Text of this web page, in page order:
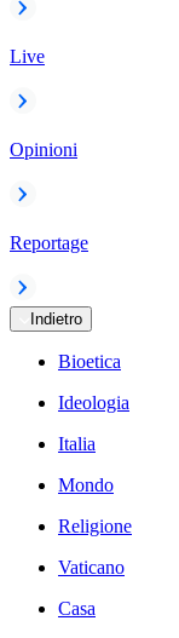
Live
Opinioni
Reportage
Indietro
Bioetica
Ideologia
Italia
Mondo
Religione
Vaticano
Casa